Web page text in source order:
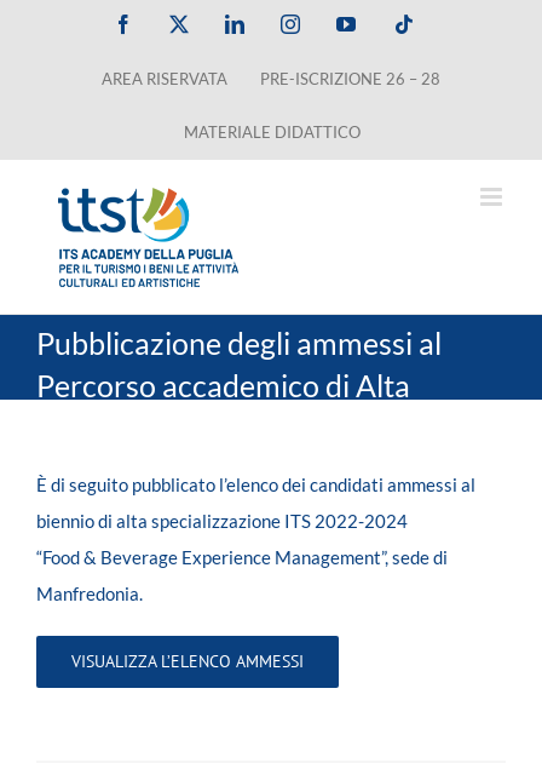
Facebook LinkedInInstagramYouTubeTiktok
AREA RISERVATA PRE-ISCRIZIONE 26 – 28
MATERIALE DIDATTICO
Pubblicazione degli ammessi al
Percorso accademico di Alta
Beverage Experience
Management”, sede di Manfredonia
È di seguito pubblicato l’elenco dei candidati ammessi al
biennio di alta specializzazione ITS 2022-2024
“Food & Beverage Experience Management”, sede di
Manfredonia.
VISUALIZZA L’ELENCO AMMESSI